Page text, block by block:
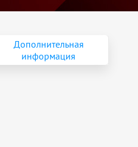
Дополнительная
информация